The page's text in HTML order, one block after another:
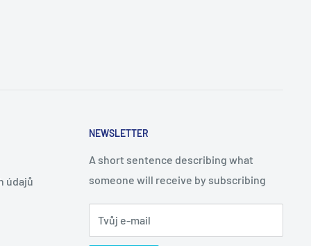
údajů
NEWSLETTER
A short sentence describing what
someone will receive by subscribing
Tvůj e-mail